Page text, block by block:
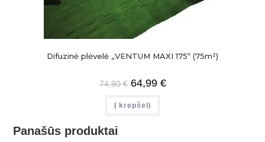
Difuzinė plėvelė „VENTUM MAXI 175“ (75m²)
74,90€ 64,99 €
Į krepšelį
Panašūs produktai